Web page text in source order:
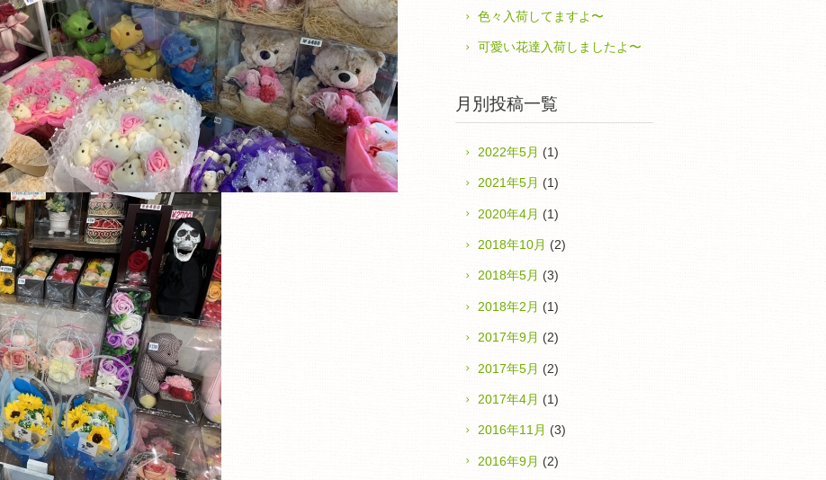
色々入荷してますよ〜
可愛い花達入荷しましたよ〜
月別投稿一覧
2022年5月 (1)
2021年5月 (1)
2020年4月 (1)
2018年10月 (2)
2018年5月 (3)
2018年2月 (1)
2017年9月 (2)
2017年5月 (2)
2017年4月 (1)
2016年11月 (3)
2016年9月 (2)